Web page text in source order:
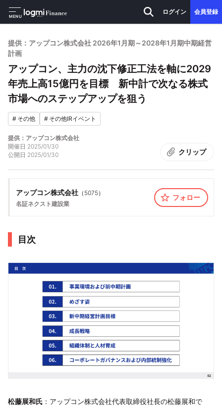
MENU
ログイン 会員登録
提供：アップコン株式会社 2026年1月期～2028年1月期中期経営
計画
アップコン、主力の沈下修正工法を軸に2029
年売上高15億円を目標 新中計で次なる株式
市場へのステップアップを狙う
# その他 # その他IRイベント
提供：アップコン株式会社
開催日 2025/01/30
公開日 2025/01/30 クリップ
アップコン株式会社 （ 5075）
名証ネクスト建設業
フォロー
目次
松藤展和氏 ：アップコン株式会社代表取締役社長の松藤展和で